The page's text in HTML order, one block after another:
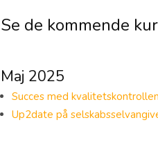
Se de kommende
Maj 2025
Succes med kvalitetskontrollen
Up2date på